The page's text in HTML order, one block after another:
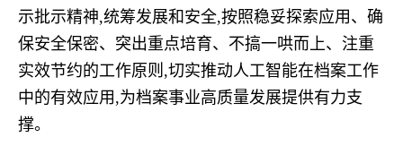
示批示精神,统筹发展和安全,按照稳妥探索应用、确
保安全保密、突出重点培育、不搞一哄而上、注重
实效节约的工作原则,切实推动人工智能在档案工作
中的有效应用,为档案事业高质量发展提供有力支
撑。